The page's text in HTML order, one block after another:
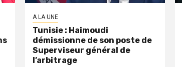
A LA UNE
Tunisie : Haimoudi
démissionne de son poste de
Superviseur général de
l’arbitrage